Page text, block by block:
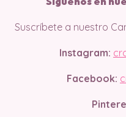
Suscríbete a nuestro
Instagram:
Facebook: